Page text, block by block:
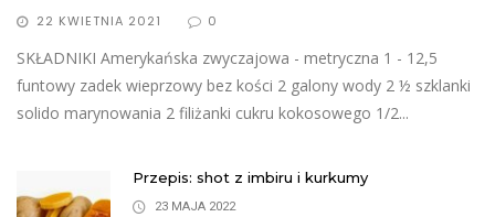
22 KWIETNIA 2021 0
SKŁADNIKI Amerykańska zwyczajowa - metryczna 1 - 12,5
funtowy zadek wieprzowy bez kości 2 galony wody 2 ½ szklanki
solido marynowania 2 filiżanki cukru kokosowego 1/2...
Przepis: shot z imbiru i kurkumy
23 MAJA 2022